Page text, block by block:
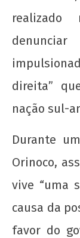
Manifesto
Nacional:
23
maio
2019
admin
realizado
direita”
nação sul-
Durante
Orinoco,
vive “uma
causa da
favor do